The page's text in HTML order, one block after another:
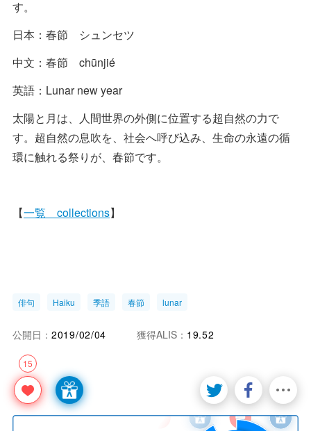
す。
日本：春節 シュンセツ
中文：春節 chūnjié
英語：Lunar new year
太陽と月は、人間世界の外側に位置する超自然の力で
す。超自然の息吹を、社会へ呼び込み、生命の永遠の循
環に触れる祭りが、春節です。
【一覧 collections】
俳句 Haiku 季語 春節 lunar
15
公開日： 2019/02/04 獲得ALIS： 19.52